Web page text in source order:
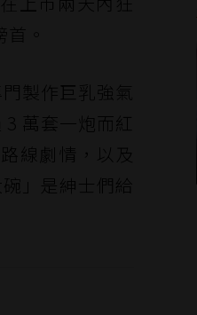
。
製作巨乳強氣
萬套一炮而紅
線劇情，以及
」是紳士們給